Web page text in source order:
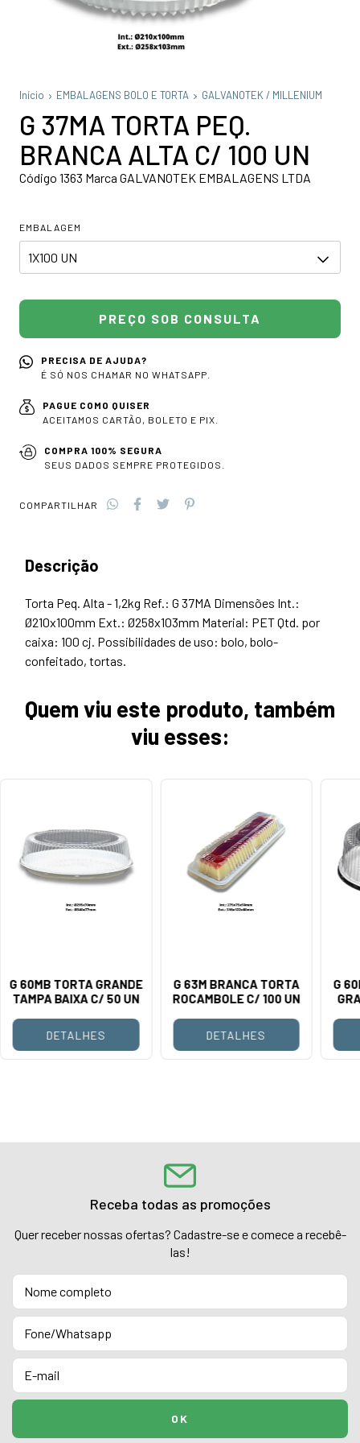
Início EMBALAGENS BOLO E TORTA GALVANOTEK / MILLENIUM
G 37MA TORTA PEQ.
BRANCA ALTA C/ 100 UN
Código 1363 Marca GALVANOTEK EMBALAGENS LTDA
EMBALAGEM
PRECISA DE AJUDA?
É SÓ NOS CHAMAR NO WHATSAPP.
PAGUE COMO QUISER
ACEITAMOS CARTÃO, BOLETO E PIX.
COMPRA 100% SEGURA
SEUS DADOS SEMPRE PROTEGIDOS.
COMPARTILHAR
Descrição
Torta Peq. Alta - 1,2kg Ref.: G 37MA Dimensões Int.:
Ø210x100mm Ext.: Ø258x103mm Material: PET Qtd. por
caixa: 100 cj. Possibilidades de uso: bolo, bolo-
confeitado, tortas.
Quem viu este produto, também
viu esses:
G 60MB TORTA GRANDE
TAMPA BAIXA C/ 50 UN
DETALHES
G 63M BRANCA TORTA
ROCAMBOLE C/ 100 UN
DETALHES
G
Receba todas as promoções
Quer receber nossas ofertas? Cadastre-se e comece a recebê-
las!